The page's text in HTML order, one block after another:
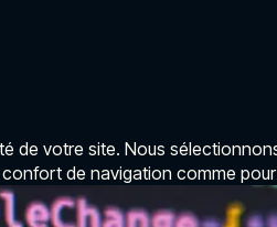
de votre site. Nous
de navigation comme